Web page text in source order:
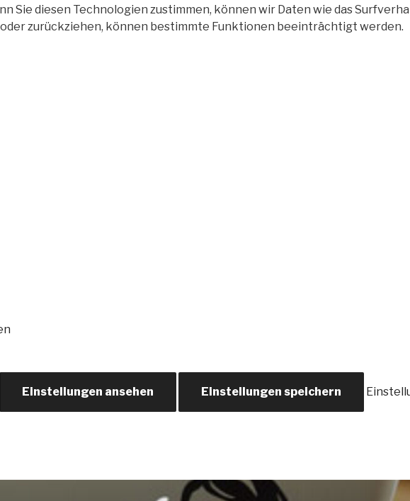
Sie diesen Technologien zustimmen, können wir Daten wie das
zurückziehen, können bestimmte Funktionen beeinträchtigt werden.
Einstellungen ansehen Einstellungen speichern